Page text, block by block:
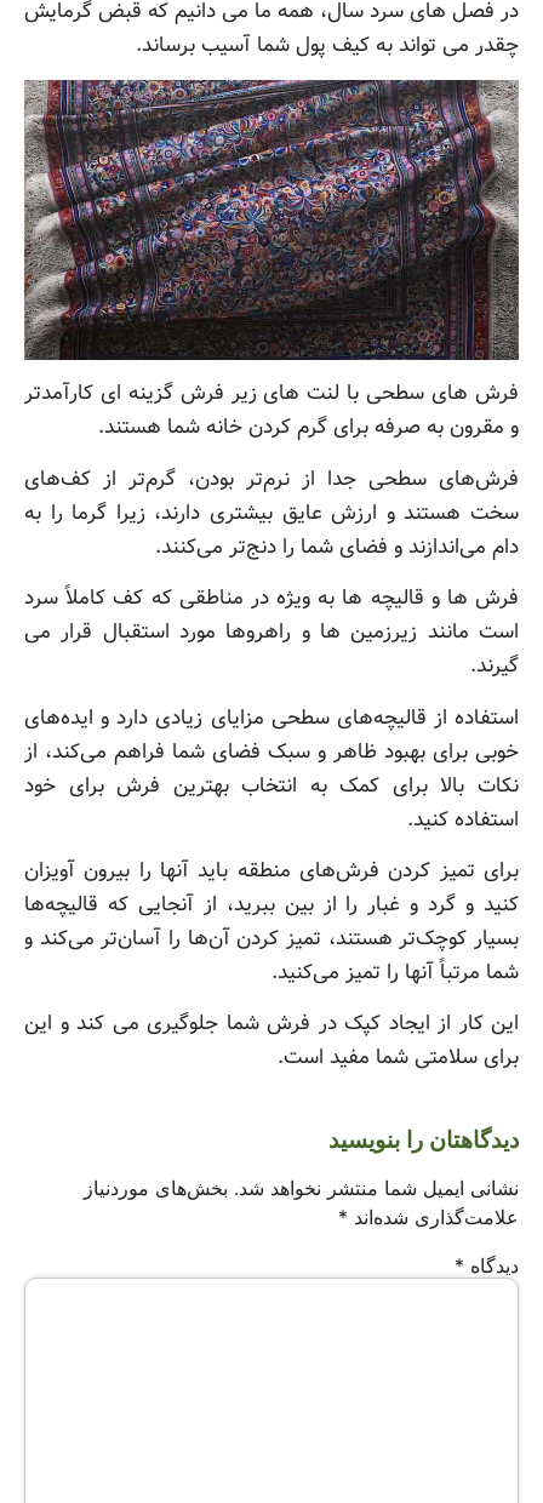
در فصل های سرد سال، همه ما می دانیم که قبض گرمایش
چقدر می تواند به کیف پول شما آسیب برساند.
فرش های سطحی با لنت های زیر فرش گزینه ای کارآمدتر
و مقرون به صرفه برای گرم کردن خانه شما هستند.
فرش‌های سطحی جدا از نرم‌تر بودن، گرم‌تر از کف‌های
سخت هستند و ارزش عایق بیشتری دارند، زیرا گرما را به
دام می‌اندازند و فضای شما را دنج‌تر می‌کنند.
فرش ها و قالیچه ها به ویژه در مناطقی که کف کاملاً سرد
است مانند زیرزمین ها و راهروها مورد استقبال قرار می
گیرند.
استفاده از قالیچه‌های سطحی مزایای زیادی دارد و ایده‌های
خوبی برای بهبود ظاهر و سبک فضای شما فراهم می‌کند، از
نکات بالا برای کمک به انتخاب بهترین فرش برای خود
استفاده کنید.
برای تمیز کردن فرش‌های منطقه باید آنها را بیرون آویزان
کنید و گرد و غبار را از بین ببرید، از آنجایی که قالیچه‌ها
بسیار کوچک‌تر هستند، تمیز کردن آن‌ها را آسان‌تر می‌کند و
شما مرتباً آنها را تمیز می‌کنید.
این کار از ایجاد کپک در فرش شما جلوگیری می کند و این
برای سلامتی شما مفید است.
دیدگاهتان را بنویسید
نشانی ایمیل شما منتشر نخواهد شد. بخش‌های موردنیاز
علامت‌گذاری شده‌اند *
دیدگاه *